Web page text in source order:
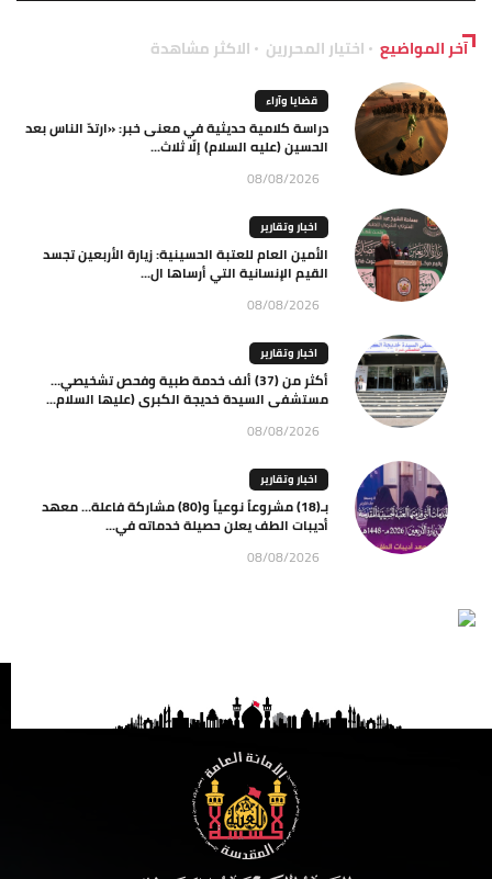
آخر المواضيع اختيار المحررين الاكثر مشاهدة
قضايا وآراء
دراسة كلامية حديثية في معنى خبر: «ارتدّ الناس بعد
الحسين (عليه السلام) إلّا ثلاث...
08/08/2026
اخبار وتقارير
الأمين العام للعتبة الحسينية: زيارة الأربعين تجسد
القيم الإنسانية التي أرساها ال...
08/08/2026
اخبار وتقارير
أكثر من (37) ألف خدمة طبية وفحص تشخيصي…
مستشفى السيدة خديجة الكبرى (عليها السلام...
08/08/2026
اخبار وتقارير
بـ(18) مشروعاً نوعياً و(80) مشاركة فاعلة… معهد
أديبات الطف يعلن حصيلة خدماته في...
08/08/2026